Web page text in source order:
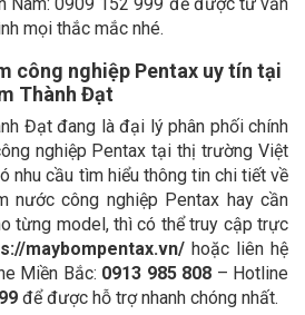
mọi thắc mắc nhé.
công nghiệp Pentax uy tín tại
Thành Đạt
Đạt đang là đại lý phân phối chính
nghiệp Pentax tại thị trường Việt
nhu cầu tìm hiểu thông tin chi tiết về
nước công nghiệp Pentax hay cần
từng model, thì có thể truy cập trực
maybompentax.vn/hoặc liên hệ
Miền Bắc: 0913 985 808 – Hotline
để được hỗ trợ nhanh chóng nhất.